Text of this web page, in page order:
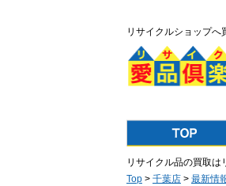
リサイクルショップへ
リサイクル品の買取は
Top > 千葉店 > 最新情